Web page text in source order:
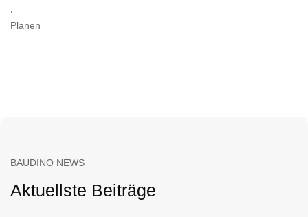
Planen
BAUDINO NEWS
Aktuellste Beiträge